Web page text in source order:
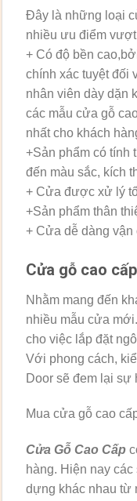
Đây là những loại
nhiều ưu điểm
+ Có độ bền
chính xác tuyệt đối
nhân viên dày dặn
các mẫu cửa gỗ
nhất cho khách
+Sản phẩm có tính
đến màu sắc, kích
+ Cửa được xử lý
+Sản phẩm thân
+ Cửa dễ dàng vận
Cửa gỗ cao
Nhằm mang đến
nhiều mẫu cửa
cho việc lắp đặt
Với phong cách,
Door sẽ đem lại sự
Mua cửa gỗ cao
Cửa Gỗ Cao Cấp
hàng. Hiện nay
dựng khác nhau từ